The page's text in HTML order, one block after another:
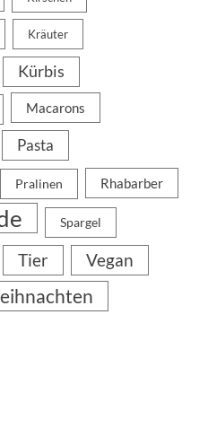
Kräuter
Kürbis
Macarons
Pasta
Pralinen Rhabarber
Spargel
Tier Vegan